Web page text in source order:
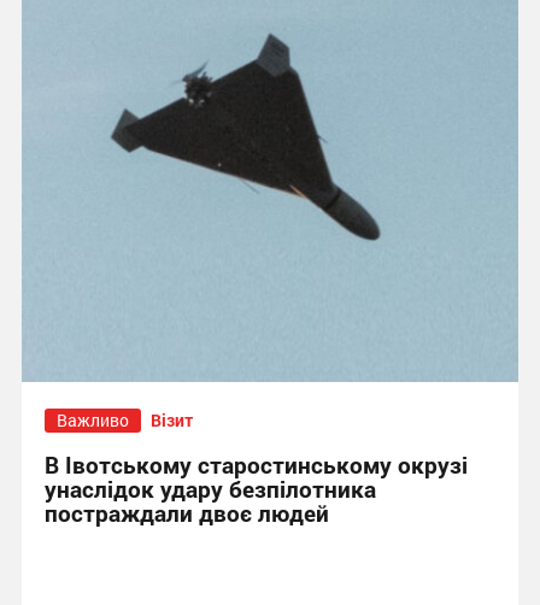
Важливо Візит
В Івотському старостинському окрузі
унаслідок удару безпілотника
постраждали двоє людей